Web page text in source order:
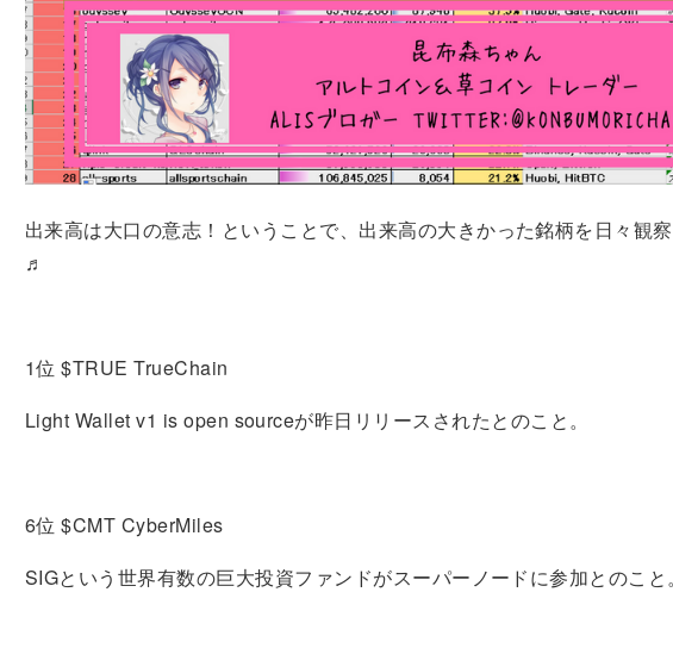
出来高は大口の意志！ということで、出来高の大きかった銘柄を日々観
♬
1位 $TRUE TrueChain
Light Wallet v1 is open sourceが昨日リリースされたとのこと。
6位 $CMT CyberMiles
SIGという世界有数の巨大投資ファンドがスーパーノードに参加とのこと。